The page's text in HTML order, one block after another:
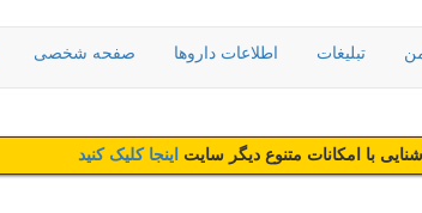
صفحه شخصی اطلاعات داروها تبلیغات
با امکانات متنوع دیگر سایت اینجا کلیک کنید